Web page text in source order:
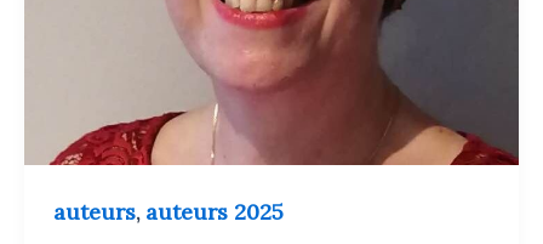
auteurs, auteurs 2025